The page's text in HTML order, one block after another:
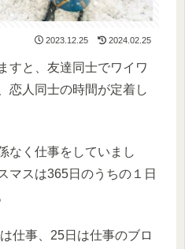
2023.12.25 2024.02.25
すと、友達同士でワイワ
恋人同士の時間が定着し
なく仕事をしていまし
マスは365日のうちの１日
仕事、25日は仕事のブロ